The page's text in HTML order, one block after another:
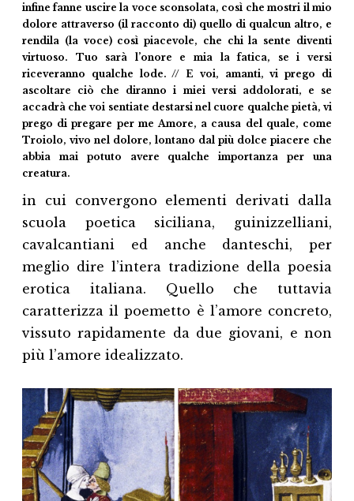
infine fanne uscire la voce sconsolata, così che mostri il mio
dolore attraverso (il racconto di) quello di qualcun altro, e
rendila (la voce) così piacevole, che chi la sente diventi
virtuoso. Tuo sarà l’onore e mia la fatica, se i versi
riceveranno qualche lode. // E voi, amanti, vi prego di
ascoltare ciò che diranno i miei versi addolorati, e se
accadrà che voi sentiate destarsi nel cuore qualche pietà, vi
prego di pregare per me Amore, a causa del quale, come
Troiolo, vivo nel dolore, lontano dal più dolce piacere che
abbia mai potuto avere qualche importanza per una
creatura.
in cui convergono elementi derivati dalla
scuola poetica siciliana, guinizzelliani,
cavalcantiani ed anche danteschi, per
meglio dire l’intera tradizione della poesia
erotica italiana. Quello che tuttavia
caratterizza il poemetto è l’amore concreto,
vissuto rapidamente da due giovani, e non
più l’amore idealizzato.